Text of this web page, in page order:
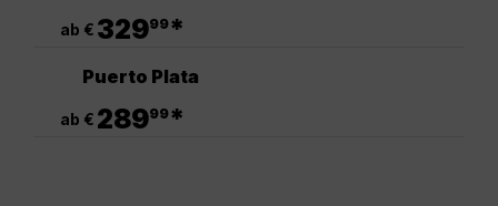
ab € 32999*
Puerto Plata
ab € 28999*